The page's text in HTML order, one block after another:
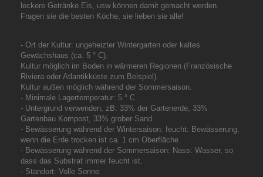
leckere Getränke Eis, usw können damit gemacht werden.
Fragen sie die besten Köche, sie lieben sie alle!
- Ort der Kultur: ungeheizter Wintergarten oder kaltes
Gewächshaus (ca. 5 ° C).
Kultur möglich im Boden in wärmeren Regionen (Französische
Riviera oder Atlantikküste zum Beispiel).
Kultur außen möglich während der Sommersaison.
- Minimale Lagertemperatur: 5 ° C
- Untergrund verwenden, zB: 33% der Gartenerde, 33%
Gartenbau Kompost, 33% grober Sand.
- Bewässerung während der Wintersaison: feucht: Bewässerung,
wenn die Erde trocken ist ca. 1 cm Oberfläche.
- Bewässerung während der Sommersaison: Nass: Wasser, so
dass das Substrat immer feucht ist.
- Standort: Volle Sonne.